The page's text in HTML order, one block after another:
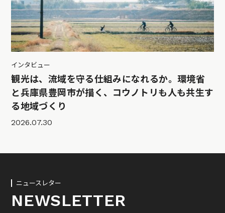
インタビュー
観光は、流域を守る仕組みになれるか。環境省
と兵庫県豊岡市が描く、コウノトリも人も共生す
る地域づくり
2026.07.30
ニュースレター
NEWSLETTER